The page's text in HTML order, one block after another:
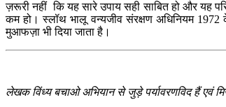
ज़रूरी नहीं कि यह सारे उपाय सही साबित हो और यह
कम हो। स्लॉथ भालू वन्यजीव संरक्षण अधिनियम 1972
मुआफज़ा भी दिया जाता है।
लेखक विंध्य बचाओ अभियान से जुड़े पर्यावरणविद हैं एवं